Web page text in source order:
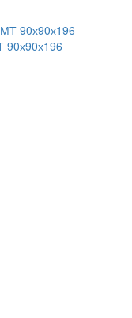
90х90х196